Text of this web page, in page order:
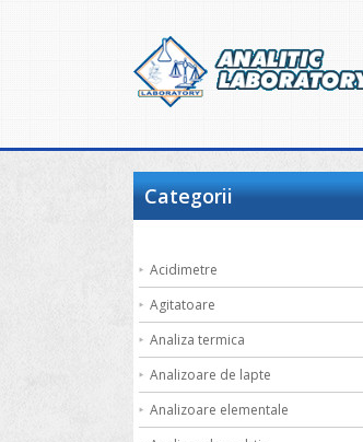
Categorii
Acidimetre
Agitatoare
Analiza termica
Analizoare de lapte
Analizoare elementale